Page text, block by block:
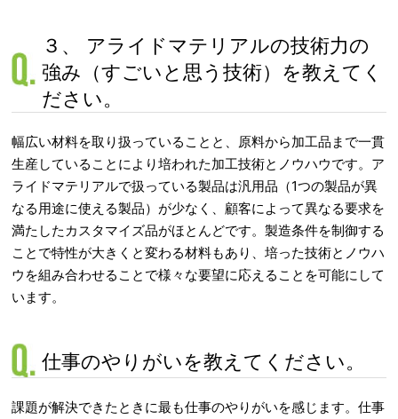
３、 アライドマテリアルの技術力の
強み（すごいと思う技術）を教えてく
ださい。
幅広い材料を取り扱っていることと、原料から加工品まで一貫
生産していることにより培われた加工技術とノウハウです。ア
ライドマテリアルで扱っている製品は汎用品（1つの製品が異
なる用途に使える製品）が少なく、顧客によって異なる要求を
満たしたカスタマイズ品がほとんどです。製造条件を制御する
ことで特性が大きくと変わる材料もあり、培った技術とノウハ
ウを組み合わせることで様々な要望に応えることを可能にして
います。
仕事のやりがいを教えてください。
課題が解決できたときに最も仕事のやりがいを感じます。仕事